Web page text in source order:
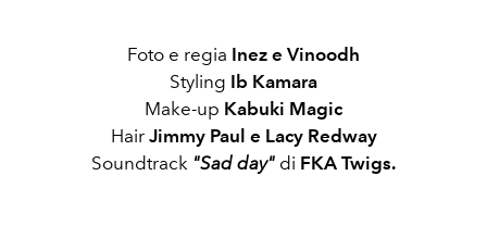
Foto e regia Inez e Vinoodh
Styling Ib Kamara
Make-up Kabuki Magic
Hair Jimmy Paul e Lacy Redway
Soundtrack "Sad day" di FKA Twigs.